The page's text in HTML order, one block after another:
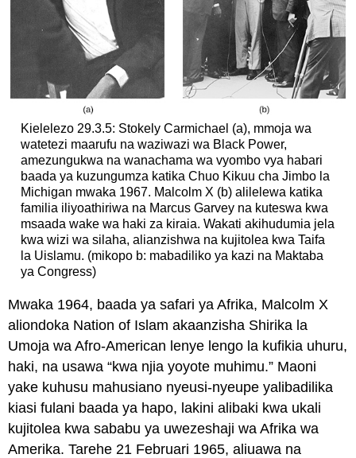
Kielelezo 29.3.5: Stokely Carmichael (a), mmoja wa
watetezi maarufu na waziwazi wa Black Power,
amezungukwa na wanachama wa vyombo vya habari
baada ya kuzungumza katika Chuo Kikuu cha Jimbo la
Michigan mwaka 1967. Malcolm X (b) alilelewa katika
familia iliyoathiriwa na Marcus Garvey na kuteswa kwa
msaada wake wa haki za kiraia. Wakati akihudumia jela
kwa wizi wa silaha, alianzishwa na kujitolea kwa Taifa
la Uislamu. (mikopo b: mabadiliko ya kazi na Maktaba
ya Congress)
Mwaka 1964, baada ya safari ya Afrika, Malcolm X
aliondoka Nation of Islam akaanzisha Shirika la
Umoja wa Afro-American lenye lengo la kufikia uhuru,
haki, na usawa “kwa njia yoyote muhimu.” Maoni
yake kuhusu mahusiano nyeusi-nyeupe yalibadilika
kiasi fulani baada ya hapo, lakini alibaki kwa ukali
kujitolea kwa sababu ya uwezeshaji wa Afrika wa
Amerika. Tarehe 21 Februari 1965, aliuawa na